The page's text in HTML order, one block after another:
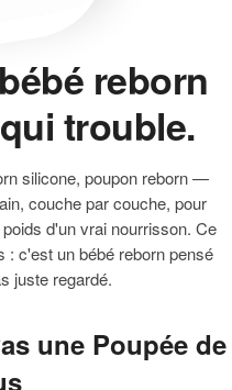
reborn
trouble.
silicone, poupon reborn —
couche par couche, pour
d'un vrai nourrisson. Ce
: c'est un bébé reborn pensé
juste regardé.
une Poupée de